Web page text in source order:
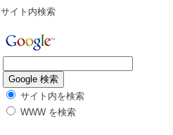
サイト内検索
サイト内を検索
WWW を検索